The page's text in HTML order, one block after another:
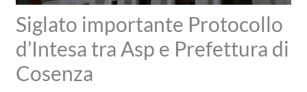
Siglato importante Protocollo
d’Intesa tra Asp e Prefettura di
Cosenza